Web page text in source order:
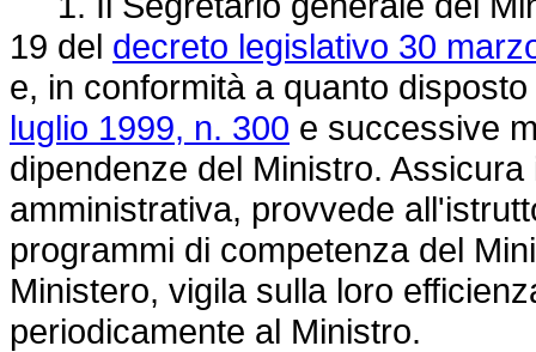
19 del decreto legislativo 30
e, in conformità a quanto
luglio 1999, n. 300 e successive
dipendenze del Ministro.
amministrativa, provvede
programmi di competenza del
Ministero, vigila sulla loro
periodicamente al Ministro.